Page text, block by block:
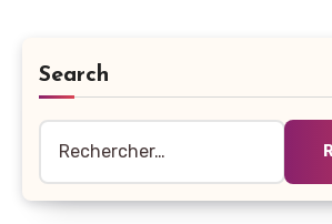
Search